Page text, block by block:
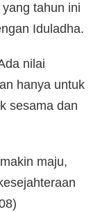
tahun ini
Iduladha.
nilai
hanya untuk
sesama dan
maju,